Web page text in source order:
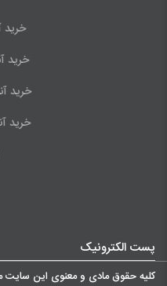
خرید
خرید
خرید
خرید
پست الکترونیک
کليه حقوق مادی و معنوی اين سايت